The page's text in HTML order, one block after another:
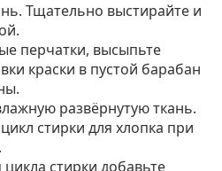
Тщательно выстирайте и
перчатки, высыпьте
краски в пустой барабан
развёрнутую ткань.
стирки для хлопка при
стирки добавьте